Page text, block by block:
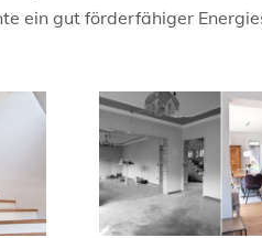
ein gut förderfähiger